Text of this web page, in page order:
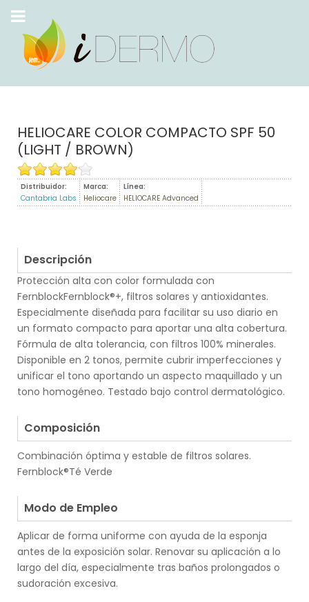
HELIOCARE COLOR COMPACTO SPF 50
(LIGHT / BROWN)
Distribuidor:
Cantabria Labs
Marca:
Heliocare
Línea:
HELIOCARE Advanced
Descripción
Protección alta con color formulada con
FernblockFernblock®+, filtros solares y antioxidantes.
Especialmente diseñada para facilitar su uso diario en
un formato compacto para aportar una alta cobertura.
Fórmula de alta tolerancia, con filtros 100% minerales.
Disponible en 2 tonos, permite cubrir imperfecciones y
unificar el tono aportando un aspecto maquillado y un
tono homogéneo. Testado bajo control dermatológico.
Composición
Combinación óptima y estable de filtros solares.
Fernblock®Té Verde
Modo de Empleo
Aplicar de forma uniforme con ayuda de la esponja
antes de la exposición solar. Renovar su aplicación a lo
largo del día, especialmente tras baños prolongados o
sudoración excesiva.